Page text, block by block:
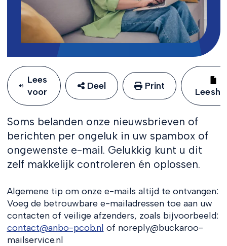
Lees
voor
Deel Print
Soms belanden onze nieuwsbrieven of
berichten per ongeluk in uw spambox of
ongewenste e-mail. Gelukkig kunt u dit
zelf makkelijk controleren én oplossen.
Algemene tip om onze e-mails altijd te ontvangen:
Voeg de betrouwbare e-mailadressen toe aan uw
contacten of veilige afzenders, zoals bijvoorbeeld:
contact@anbo-pcob.nl of noreply@buckaroo-
mailservice.nl